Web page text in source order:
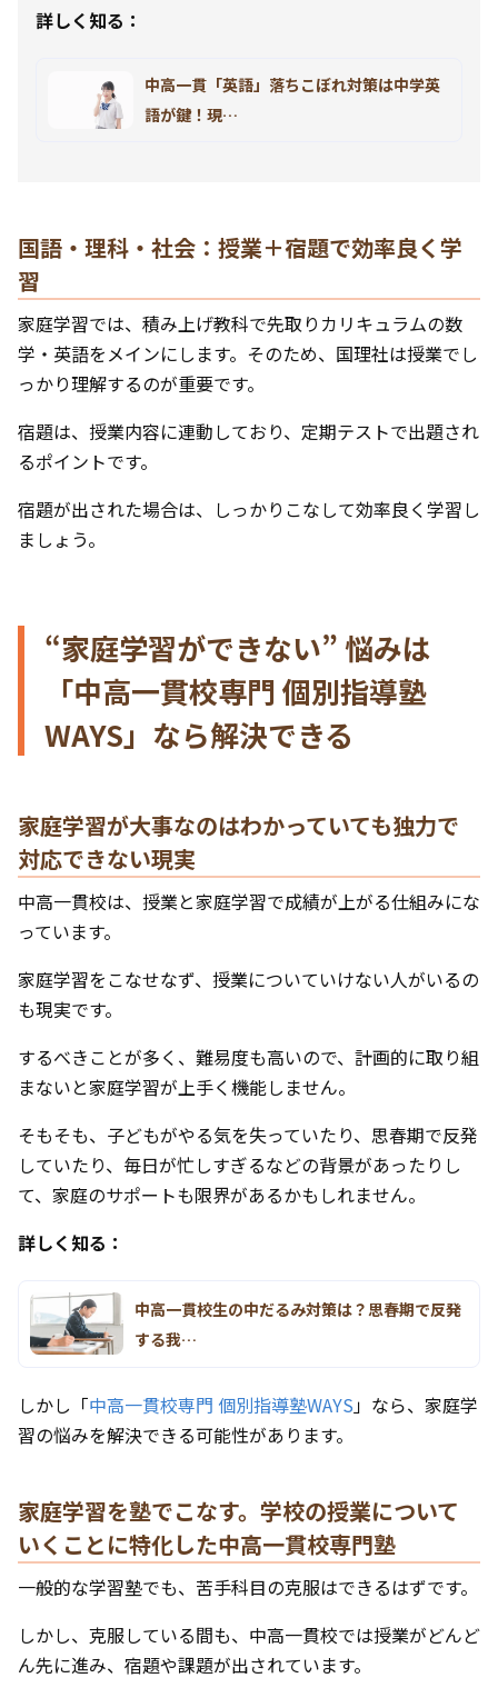
詳しく知る：
中高一貫「英語」落ちこぼれ対策は中学英
語が鍵！現…
国語・理科・社会：授業＋宿題で効率良く学
習
家庭学習では、積み上げ教科で先取りカリキュラムの数
学・英語をメインにします。そのため、国理社は授業でし
っかり理解するのが重要です。
宿題は、授業内容に連動しており、定期テストで出題され
るポイントです。
宿題が出された場合は、しっかりこなして効率良く学習し
ましょう。
“家庭学習ができない” 悩みは
「中高一貫校専門 個別指導塾
WAYS」なら解決できる
家庭学習が大事なのはわかっていても独力で
対応できない現実
中高一貫校は、授業と家庭学習で成績が上がる仕組みにな
っています。
家庭学習をこなせなず、授業についていけない人がいるの
も現実です。
するべきことが多く、難易度も高いので、計画的に取り組
まないと家庭学習が上手く機能しません。
そもそも、子どもがやる気を失っていたり、思春期で反発
していたり、毎日が忙しすぎるなどの背景があったりし
て、家庭のサポートも限界があるかもしれません。
詳しく知る：
中高一貫校生の中だるみ対策は？思春期で反発
する我…
しかし「中高一貫校専門 個別指導塾WAYS」なら、家庭学
習の悩みを解決できる可能性があります。
家庭学習を塾でこなす。学校の授業について
いくことに特化した中高一貫校専門塾
一般的な学習塾でも、苦手科目の克服はできるはずです。
しかし、克服している間も、中高一貫校では授業がどんど
ん先に進み、宿題や課題が出されています。